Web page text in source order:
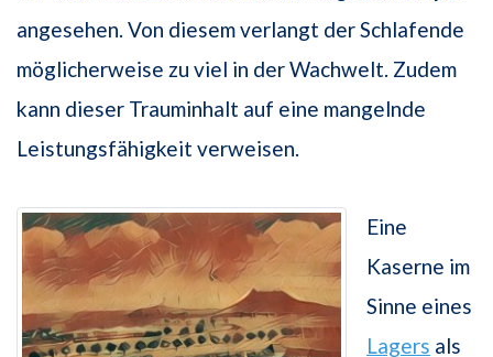
angesehen. Von diesem verlangt der Schlafende
möglicherweise zu viel in der Wachwelt. Zudem
kann dieser Trauminhalt auf eine mangelnde
Leistungsfähigkeit verweisen.
Eine
Kaserne im
Sinne eines
Lagers als